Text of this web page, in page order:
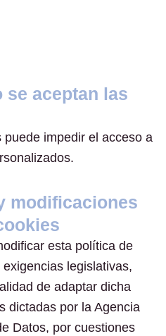
se aceptan las
impedir el acceso a
modificaciones
esta política de
legislativas,
de adaptar dicha
dictadas por la Agencia
Datos, por cuestiones